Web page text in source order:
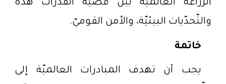
الزّراعة العالميّة بين قضيّة القدرات هذه
والتّحدّيات البيئيّة، والأمن القوميّ.
خاتمة
يجب أن تهدف المبادرات العالميّة إلى